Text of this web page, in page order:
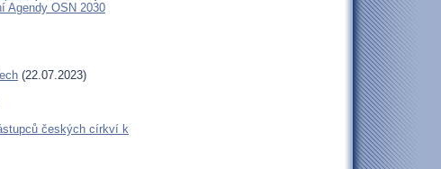
Agendy OSN 2030
(22.07.2023)
českých církví k